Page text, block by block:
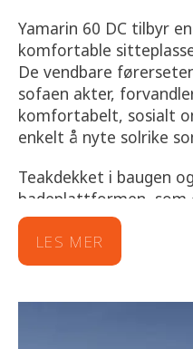
Yamarin 60 DC tilbyr
komfortable
De vendbare
sofaen akter,
komfortabelt, sosialt
enkelt å nyte solrike
Teakdekket i baugen
badeplattformen, som
tilbehør, er ikke bare
godt å gå på. Teak er
sikkerhet, da det ikke
Kabinen med
LES MER